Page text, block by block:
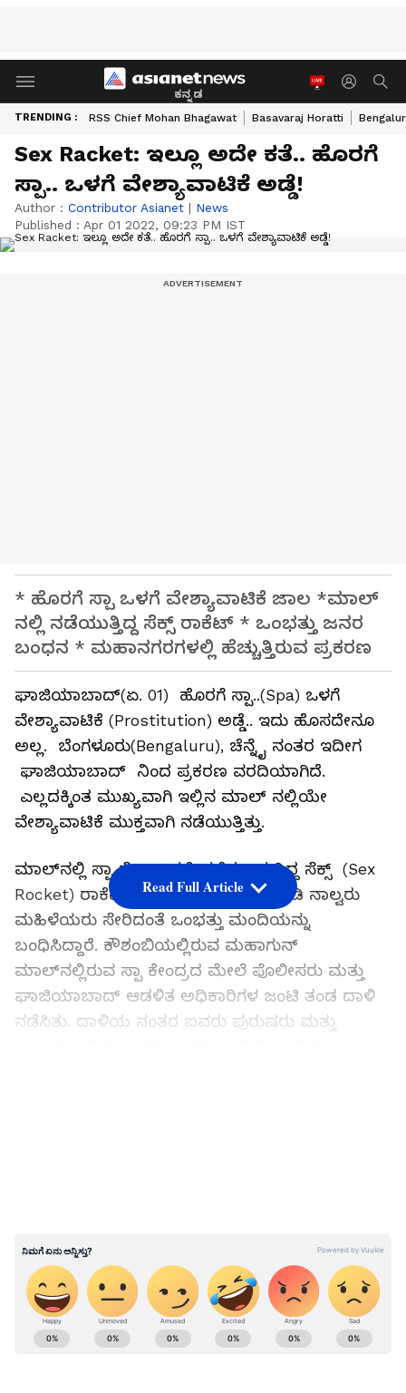
ಕನ್ನಡ
TRENDING : RSS Chief Mohan Bhagawat Basavaraj Horatti
Sex Racket: ಇಲ್ಲೂ ಅದೇ ಕತೆ.. ಹೊರಗೆ
ಸ್ಪಾ.. ಒಳಗೆ ವೇಶ್ಯಾವಾಟಿಕೆ ಅಡ್ಡೆ!
Author : Contributor Asianet | News
Published : Apr 01 2022, 09:23 PM IST
* ಹೊರಗೆ ಸ್ಪಾ ಒಳಗೆ ವೇಶ್ಯಾವಾಟಿಕೆ ಜಾಲ *ಮಾಲ್
ನಲ್ಲಿ ನಡೆಯುತ್ತಿದ್ದ ಸೆಕ್ಸ್ ರಾಕೆಟ್ * ಒಂಭತ್ತು ಜನರ
ಬಂಧನ * ಮಹಾನಗರಗಳಲ್ಲಿ ಹೆಚ್ಚುತ್ತಿರುವ ಪ್ರಕರಣ
ಘಾಜಿಯಾಬಾದ್(ಏ. 01) ಹೊರಗೆ ಸ್ಪಾ..(Spa) ಒಳಗೆ
ವೇಶ್ಯಾವಾಟಿಕೆ (Prostitution) ಅಡ್ಡೆ.. ಇದು ಹೊಸದೇನೂ
ಅಲ್ಲ. ಬೆಂಗಳೂರು(Bengaluru), ಚೆನ್ನೈ ನಂತರ ಇದೀಗ
ಘಾಜಿಯಾಬಾದ್ ನಿಂದ ಪ್ರಕರಣ ವರದಿಯಾಗಿದೆ.
ಎಲ್ಲದಕ್ಕಿಂತ ಮುಖ್ಯವಾಗಿ ಇಲ್ಲಿನ ಮಾಲ್ ನಲ್ಲಿಯೇ
ವೇಶ್ಯಾವಾಟಿಕೆ ಮುಕ್ತವಾಗಿ ನಡೆಯುತ್ತಿತ್ತು.
ಮಾಲ್‌ನಲ್ಲಿ ಸ್ಪಾ ಸೆಂಟರ್‌ನಲ್ಲಿ ನಡೆಸಲಾಗುತ್ತಿದ್ದ ಸೆಕ್ಸ್ (Sex
Rocket) ರಾಕೆಟ್ ನ್ನು ಪೊಲೀಸರು ಪತ್ತೆ ಮಾಡಿ ನಾಲ್ವರು
ಮಹಿಳೆಯರು ಸೇರಿದಂತೆ ಒಂಭತ್ತು ಮಂದಿಯನ್ನು
ಬಂಧಿಸಿದ್ದಾರೆ. ಕೌಶಂಬಿಯಲ್ಲಿರುವ ಮಹಾಗುನ್
ಮಾಲ್‌ನಲ್ಲಿರುವ ಸ್ಪಾ ಕೇಂದ್ರದ ಮೇಲೆ ಪೊಲೀಸರು ಮತ್ತು
ಘಾಜಿಯಾಬಾದ್ ಆಡಳಿತ ಅಧಿಕಾರಿಗಳ ಜಂಟಿ ತಂಡ ದಾಳಿ
ನಡೆಸಿತು. ದಾಳಿಯ ನಂತರ ಐವರು ಪುರುಷರು ಮತ್ತು
ಬೇಸ್‌ಮೆಂಟ್‌ ನಲ್ಲಿ ವೇಶ್ಯಾವಾಟಿಕೆ ನಡೆಸಲಾಗುತ್ತಿದೆ ಎಂಬ
ಮಾಹಿತಿ ಸಿಕ್ಕಿತ್ತು.
Read Full Article
ABOUT THE AUTHOR